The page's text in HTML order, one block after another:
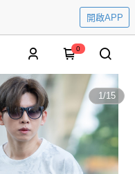
開啟APP
0
1/15